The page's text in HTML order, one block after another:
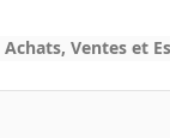
Achats, Ventes et